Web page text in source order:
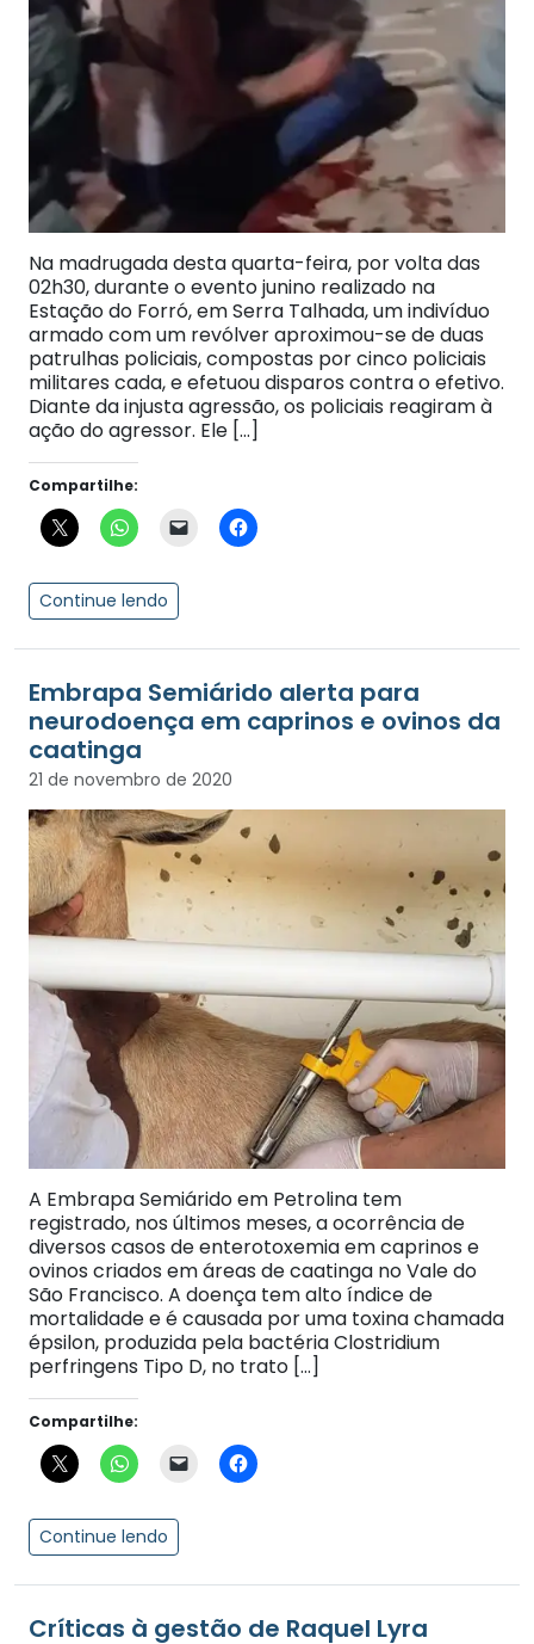
Na madrugada desta quarta-feira, por volta das
02h30, durante o evento junino realizado na
Estação do Forró, em Serra Talhada, um indivíduo
armado com um revólver aproximou-se de duas
patrulhas policiais, compostas por cinco policiais
militares cada, e efetuou disparos contra o efetivo.
Diante da injusta agressão, os policiais reagiram à
ação do agressor. Ele […]
Compartilhe:
Continue lendo
Embrapa Semiárido alerta para
neurodoença em caprinos e ovinos da
caatinga
21 de novembro de 2020
A Embrapa Semiárido em Petrolina tem
registrado, nos últimos meses, a ocorrência de
diversos casos de enterotoxemia em caprinos e
ovinos criados em áreas de caatinga no Vale do
São Francisco. A doença tem alto índice de
mortalidade e é causada por uma toxina chamada
épsilon, produzida pela bactéria Clostridium
perfringens Tipo D, no trato […]
Compartilhe:
Continue lendo
Críticas à gestão de Raquel Lyra